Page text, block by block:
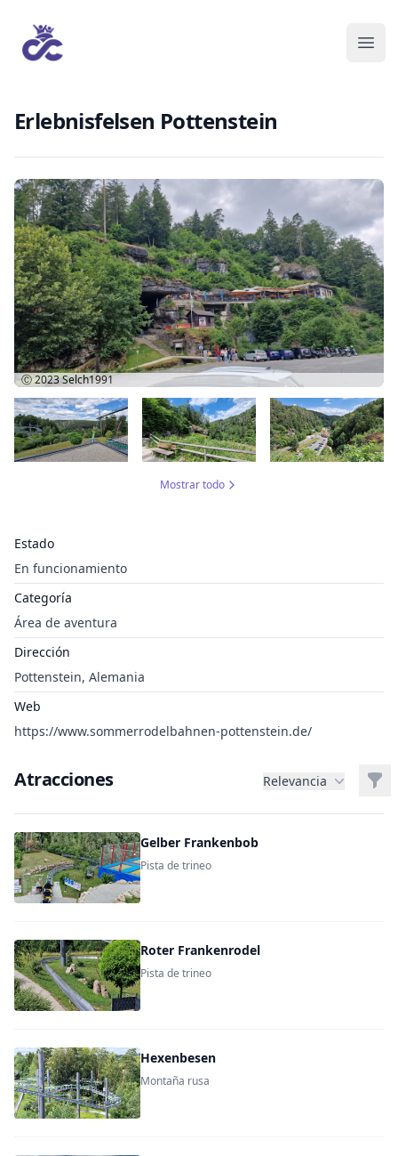
Erlebnisfelsen Pottenstein
Estado
En funcionamiento
Categoría
Área de aventura
Dirección
Pottenstein, Alemania
Web
https://www.sommerrodelbahnen-pottenstein.de/
Ⓒ 2023Selch1991
Mostrar todo
Atracciones Relevancia
Gelber Frankenbob
Pista de trineo
Roter Frankenrodel
Pista de trineo
Hexenbesen
Montaña rusa